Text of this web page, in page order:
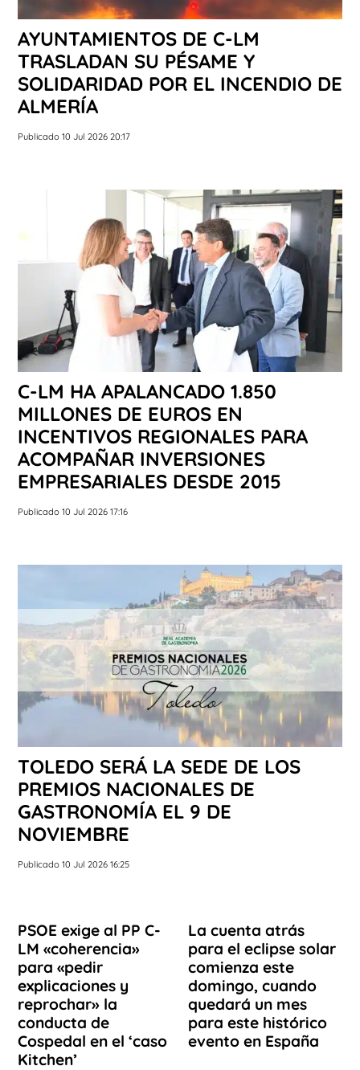
AYUNTAMIENTOS DE C-LM
TRASLADAN SU PÉSAME Y
SOLIDARIDAD POR EL INCENDIO DE
ALMERÍA
Publicado 10 Jul 2026 20:17
C-LM HA APALANCADO 1.850
MILLONES DE EUROS EN
INCENTIVOS REGIONALES PARA
ACOMPAÑAR INVERSIONES
EMPRESARIALES DESDE 2015
Publicado 10 Jul 2026 17:16
TOLEDO SERÁ LA SEDE DE LOS
PREMIOS NACIONALES DE
GASTRONOMÍA EL 9 DE
NOVIEMBRE
Publicado 10 Jul 2026 16:25
PSOE exige al PP C-
LM «coherencia»
para «pedir
explicaciones y
reprochar» la
conducta de
Cospedal en el ‘caso
Kitchen’
La cuenta atrás
para el eclipse solar
comienza este
domingo, cuando
quedará un mes
para este histórico
evento en España